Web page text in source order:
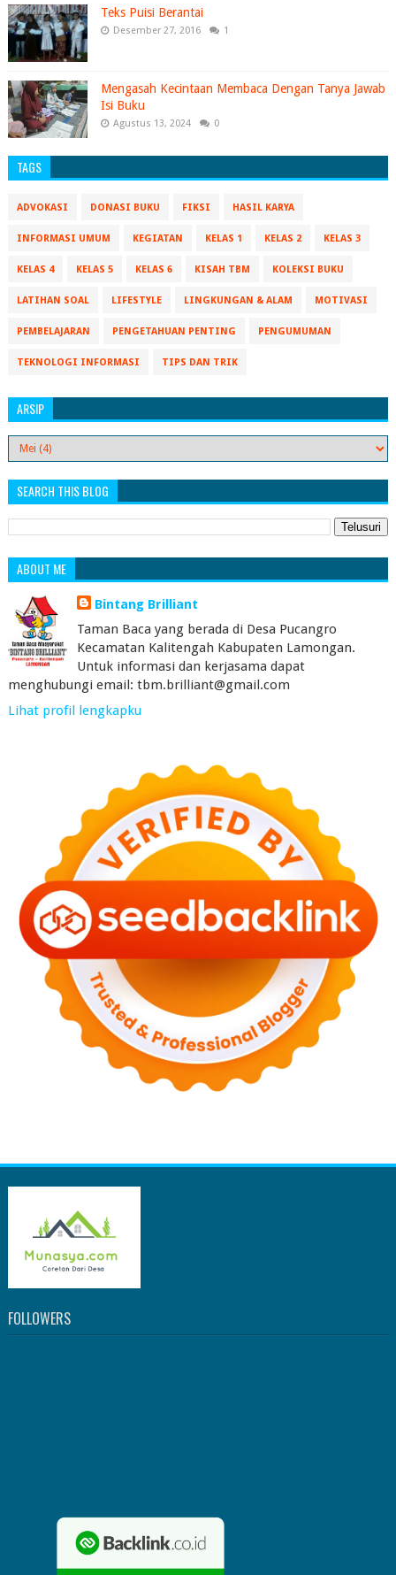
Teks Puisi Berantai
Desember 27, 2016 1
Mengasah Kecintaan Membaca Dengan Tanya Jawab
Isi Buku
Agustus 13, 2024 0
TAGS
ADVOKASI DONASI BUKU FIKSI HASIL KARYA
INFORMASI UMUM KEGIATAN KELAS 1 KELAS 2 KELAS 3
KELAS 4 KELAS 5 KELAS 6 KISAH TBM KOLEKSI BUKU
LATIHAN SOAL LIFESTYLE LINGKUNGAN & ALAM MOTIVASI
PEMBELAJARAN PENGETAHUAN PENTING PENGUMUMAN
TEKNOLOGI INFORMASI TIPS DAN TRIK
ARSIP
SEARCH THIS BLOG
ABOUT ME
Bintang Brilliant
Taman Baca yang berada di Desa Pucangro
Kecamatan Kalitengah Kabupaten Lamongan.
Untuk informasi dan kerjasama dapat
menghubungi email: tbm.brilliant@gmail.com
Lihat profil lengkapku
FOLLOWERS